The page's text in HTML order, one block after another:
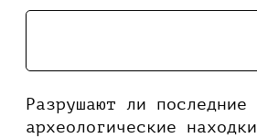
Разрушают ли последние
археологические находки
При поддержке